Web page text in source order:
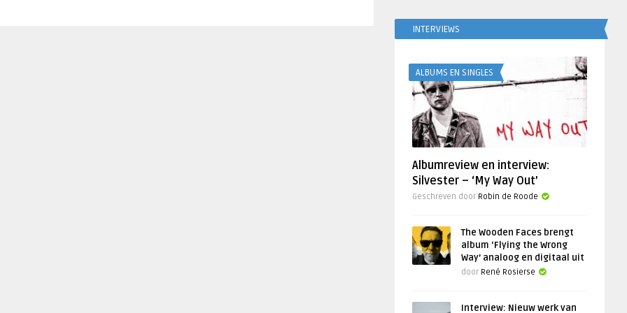
INTERVIEWS
ALBUMS EN SINGLES
Albumreview en interview:
Silvester – ‘My Way Out’
Geschreven door Robin de Roode
The Wooden Faces brengt
album ‘Flying the Wrong
Way’ analoog en digitaal uit
door René Rosierse
Interview: Nieuw werk van